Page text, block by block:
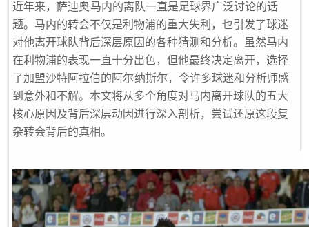
近年来，萨迪奥·马内的离队一直是足球界广泛讨论的话
题。马内的转会不仅是利物浦的重大失利，也引发了球迷
对他离开球队背后深层原因的各种猜测和分析。虽然马内
在利物浦的表现一直十分出色，但他最终决定离开，选择
了加盟沙特阿拉伯的阿尔·纳斯尔，令许多球迷和分析师感
到意外和不解。本文将从多个角度对马内离开球队的五大
核心原因及背后深层动因进行深入剖析，尝试还原这段复
杂转会背后的真相。